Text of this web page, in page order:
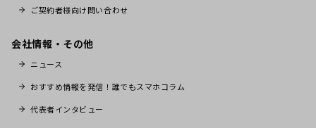
ご契約者様向け問い合わせ
会社情報・その他
ニュース
おすすめ情報を発信！誰でもスマホコラム
代表者インタビュー